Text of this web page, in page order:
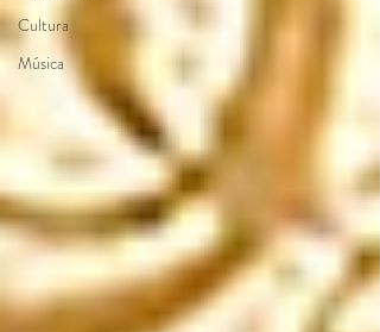
Cultura
Música